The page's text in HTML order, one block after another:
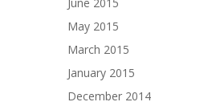
May 2015
March 2015
January 2015
December 2014